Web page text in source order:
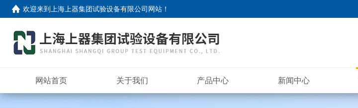
欢迎来到 上海上器集团试验设备有限公司网站 ！
网站首页 关于我们 产品中心 新闻中心